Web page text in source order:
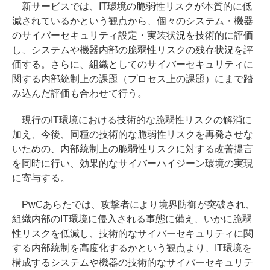
新サービスでは、IT環境の脆弱性リスクが本質的に低
減されているかという観点から、個々のシステム・機器
のサイバーセキュリティ設定・実装状況を技術的に評価
し、システムや機器内部の脆弱性リスクの残存状況を評
価する。さらに、組織としてのサイバーセキュリティに
関する内部統制上の課題（プロセス上の課題）にまで踏
み込んだ評価も合わせて行う。
現行のIT環境における技術的な脆弱性リスクの解消に
加え、今後、同種の技術的な脆弱性リスクを再発させな
いための、内部統制上の脆弱性リスクに対する改善提言
を同時に行い、効果的なサイバーハイジーン環境の実現
に寄与する。
PwCあらたでは、攻撃者により境界防御が突破され、
組織内部のIT環境に侵入される事態に備え、いかに脆弱
性リスクを低減し、技術的なサイバーセキュリティに関
する内部統制を高度化するかという観点より、IT環境を
構成するシステムや機器の技術的なサイバーセキュリテ